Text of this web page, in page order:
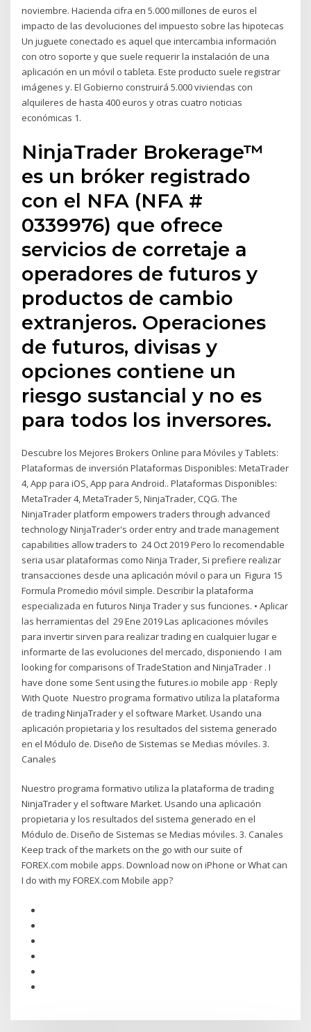
noviembre. Hacienda cifra en 5.000 millones de euros el
impacto de las devoluciones del impuesto sobre las hipotecas
Un juguete conectado es aquel que intercambia información
con otro soporte y que suele requerir la instalación de una
aplicación en un móvil o tableta. Este producto suele registrar
imágenes y. El Gobierno construirá 5.000 viviendas con
alquileres de hasta 400 euros y otras cuatro noticias
económicas 1.
NinjaTrader Brokerage™
es un bróker registrado
con el NFA (NFA #
0339976) que ofrece
servicios de corretaje a
operadores de futuros y
productos de cambio
extranjeros. Operaciones
de futuros, divisas y
opciones contiene un
riesgo sustancial y no es
para todos los inversores.
Descubre los Mejores Brokers Online para Móviles y Tablets:
Plataformas de inversión Plataformas Disponibles: MetaTrader
4, App para iOS, App para Android.. Plataformas Disponibles:
MetaTrader 4, MetaTrader 5, NinjaTrader, CQG. The
NinjaTrader platform empowers traders through advanced
technology NinjaTrader's order entry and trade management
capabilities allow traders to 24 Oct 2019 Pero lo recomendable
seria usar plataformas como Ninja Trader, Si prefiere realizar
transacciones desde una aplicación móvil o para un Figura 15
Formula Promedio móvil simple. Describir la plataforma
especializada en futuros Ninja Trader y sus funciones. • Aplicar
las herramientas del 29 Ene 2019 Las aplicaciones móviles
para invertir sirven para realizar trading en cualquier lugar e
informarte de las evoluciones del mercado, disponiendo I am
looking for comparisons of TradeStation and NinjaTrader . I
have done some Sent using the futures.io mobile app · Reply
With Quote Nuestro programa formativo utiliza la plataforma
de trading NinjaTrader y el software Market. Usando una
aplicación propietaria y los resultados del sistema generado
en el Módulo de. Diseño de Sistemas se Medias móviles. 3.
Canales
Nuestro programa formativo utiliza la plataforma de trading
NinjaTrader y el software Market. Usando una aplicación
propietaria y los resultados del sistema generado en el
Módulo de. Diseño de Sistemas se Medias móviles. 3. Canales
Keep track of the markets on the go with our suite of
FOREX.com mobile apps. Download now on iPhone or What can
I do with my FOREX.com Mobile app?